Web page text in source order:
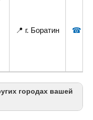
📍 г. Боратин ☎
городах вашей